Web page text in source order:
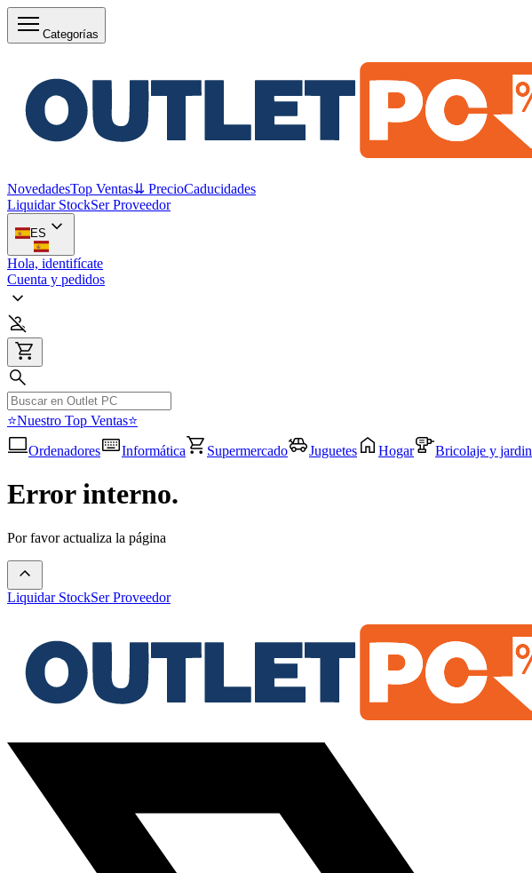
Categorías
NovedadesTop Ventas⇊ PrecioCaducidades
Liquidar StockSer Proveedor
ES
Hola, identifícate
Cuenta y pedidos
⭐Nuestro Top Ventas⭐
Ordenadores
Informática Supermercado Juguetes Hogar Bricolaje y jardin
Error interno.
Por favor actualiza la página
Liquidar StockSer Proveedor